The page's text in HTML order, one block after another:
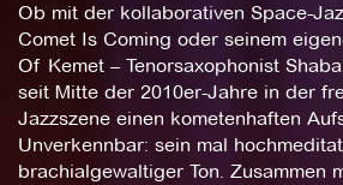
Ob mit der kollaborativen Space-
Comet Is Coming oder seinem
Of Kemet – Tenorsaxophonist
seit Mitte der 2010er-Jahre in der
Jazzszene einen kometenhaften
Unverkennbar: sein mal
brachialgewaltiger Ton. Zusammen